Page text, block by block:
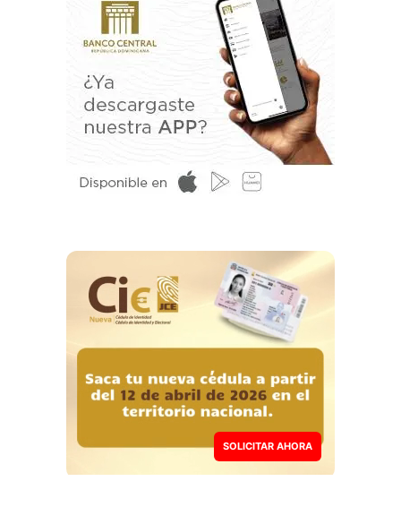
SOLICITAR AHORA